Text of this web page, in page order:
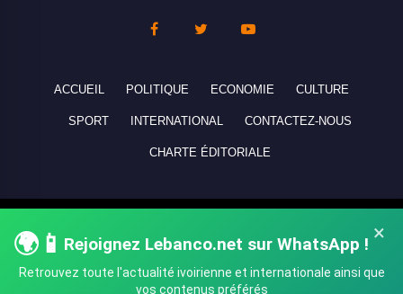
×
🌍📱 Rejoignez Lebanco.net sur WhatsApp !
Retrouvez toute l'actualité ivoirienne et internationale ainsi que
vos contenus préférés
ACCUEIL POLITIQUE ECONOMIE CULTURE
SPORT INTERNATIONAL CONTACTEZ-NOUS
CHARTE ÉDITORIALE
réservés - All rights reserved.